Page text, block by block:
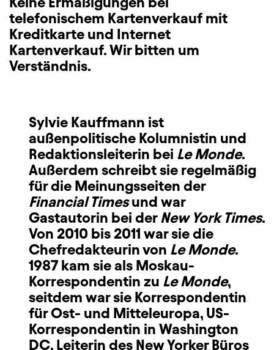
telefonischem Kartenverkauf mit
Kreditkarte und Internet
Kartenverkauf. Wir bitten um
Verständnis.
Sylvie Kauffmann ist
außenpolitische Kolumnistin und
Redaktionsleiterin bei Le Monde.
Außerdem schreibt sie regelmäßig
für die Meinungsseiten der
Financial Timesund war
Gastautorin bei derNew York Times.
Von 2010 bis 2011 war sie die
Chefredakteurin von Le Monde.
1987 kam sie als Moskau-
Korrespondentin zu Le Monde,
seitdem war sie Korrespondentin
für Ost- und Mitteleuropa, US-
Korrespondentin in Washington
DC, Leiterin des New Yorker Büros